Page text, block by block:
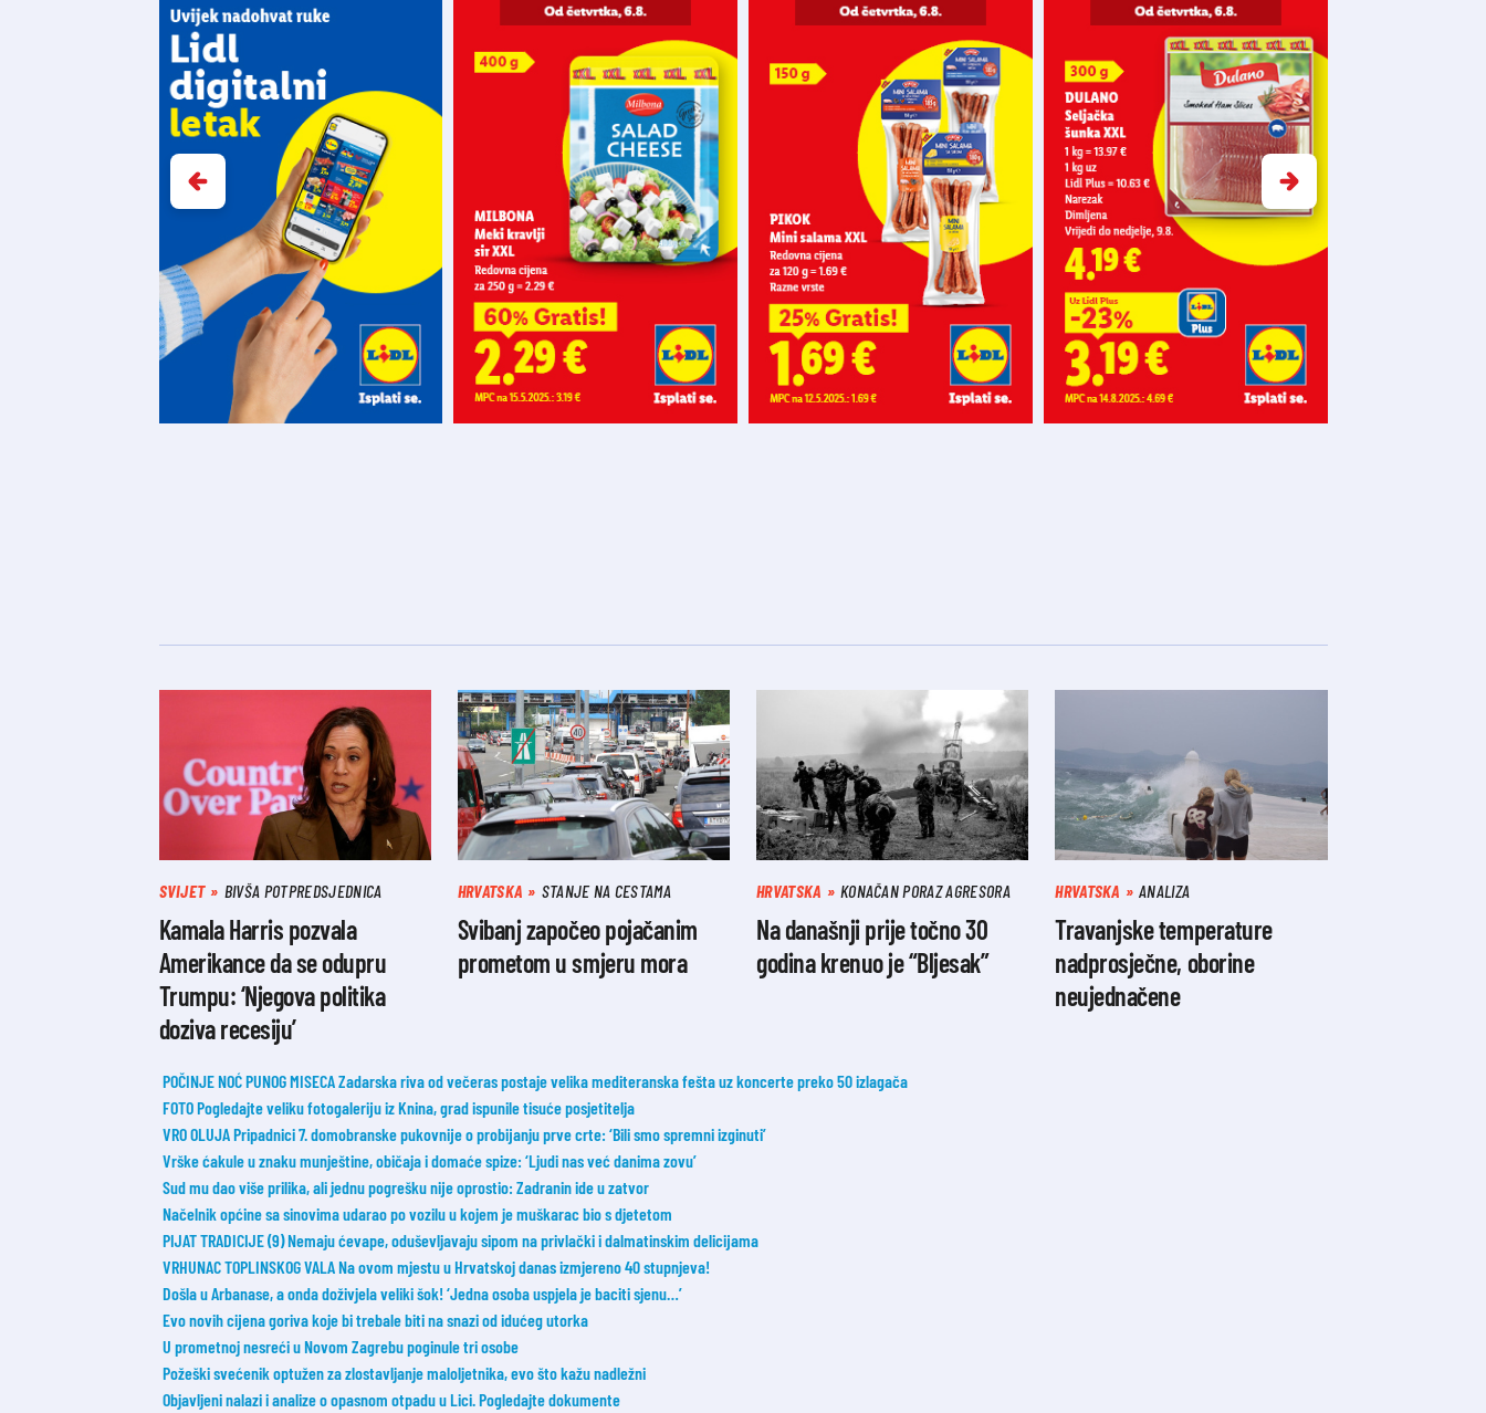
SVIJET BIVŠA POTPREDSJEDNICA
Kamala Harris pozvala
Amerikance da se odupru
Trumpu: ‘Njegova politika
doziva recesiju’
HRVATSKA STANJE NA CESTAMA
Svibanj započeo pojačanim
prometom u smjeru mora
HRVATSKA KONAČAN PORAZ AGRESORA
Na današnji prije točno 30
godina krenuo je “Bljesak”
HRVATSKA ANALIZA
Travanjske temperature
nadprosječne, oborine
neujednačene
POČINJE NOĆ PUNOG MISECA Zadarska riva od večeras postaje velika mediteranska fešta uz koncerte preko 50 izlagača
FOTO Pogledajte veliku fotogaleriju iz Knina, grad ispunile tisuće posjetitelja
VRO OLUJA Pripadnici 7. domobranske pukovnije o probijanju prve crte: ‘Bili smo spremni izginuti’
Vrške ćakule u znaku munještine, običaja i domaće spize: ‘Ljudi nas već danima zovu’
Sud mu dao više prilika, ali jednu pogrešku nije oprostio: Zadranin ide u zatvor
Načelnik općine sa sinovima udarao po vozilu u kojem je muškarac bio s djetetom
PIJAT TRADICIJE (9) Nemaju ćevape, oduševljavaju sipom na privlački i dalmatinskim delicijama
VRHUNAC TOPLINSKOG VALA Na ovom mjestu u Hrvatskoj danas izmjereno 40 stupnjeva!
Došla u Arbanase, a onda doživjela veliki šok! ‘Jedna osoba uspjela je baciti sjenu…’
Evo novih cijena goriva koje bi trebale biti na snazi od idućeg utorka
U prometnoj nesreći u Novom Zagrebu poginule tri osobe
Požeški svećenik optužen za zlostavljanje maloljetnika, evo što kažu nadležni
Objavljeni nalazi i analize o opasnom otpadu u Lici. Pogledajte dokumente